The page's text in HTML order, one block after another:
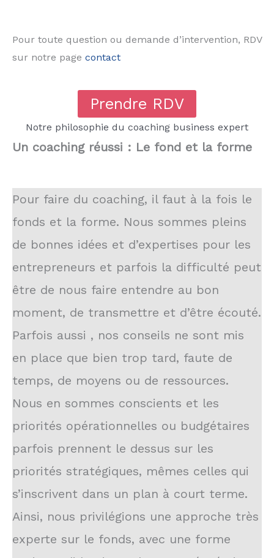
Pour toute question ou demande d’intervention, RDV
sur notre page contact
Prendre RDV
Notre philosophie du coaching business expert
Un coaching réussi : Le fond et la forme
Pour faire du coaching, il faut à la fois le
fonds et la forme. Nous sommes pleins
de bonnes idées et d’expertises pour les
entrepreneurs et parfois la difficulté peut
être de nous faire entendre au bon
moment, de transmettre et d’être écouté.
Parfois aussi , nos conseils ne sont mis
en place que bien trop tard, faute de
temps, de moyens ou de ressources.
Nous en sommes conscients et les
priorités opérationnelles ou budgétaires
parfois prennent le dessus sur les
priorités stratégiques, mêmes celles qui
s’inscrivent dans un plan à court terme.
Ainsi, nous privilégions une approche très
experte sur le fonds, avec une forme